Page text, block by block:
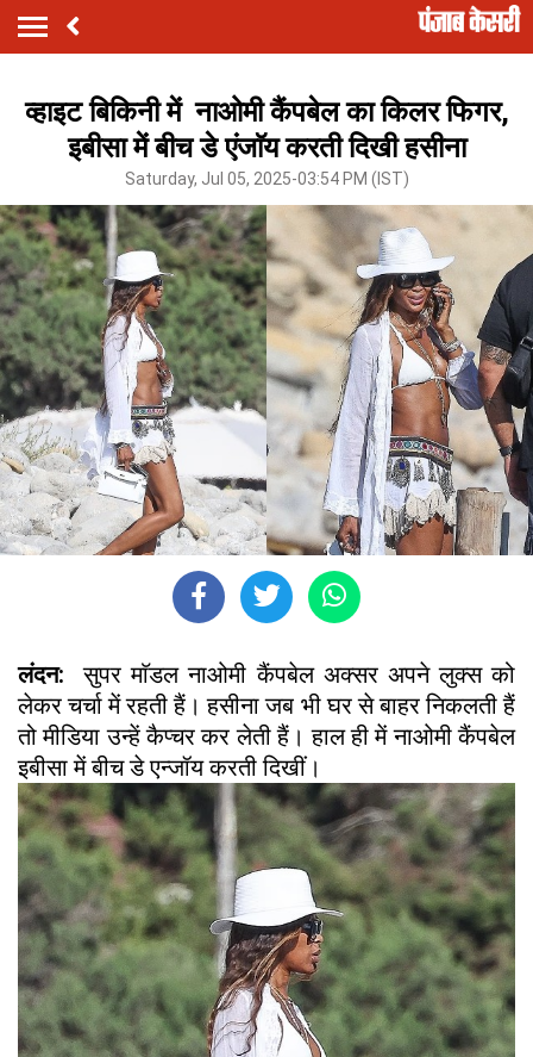
व्हाइट बिकिनी में नाओमी कैंपबेल का किलर फिगर,
इबीसा में बीच डे एंजाॅय करती दिखी हसीना
Saturday, Jul 05, 2025-03:54 PM (IST)
लंदन:
सुपर माॅडल नाओमी कैंपबेल अक्सर अपने लुक्स को
लेकर चर्चा में रहती हैं। हसीना जब भी घर से बाहर निकलती हैं
तो मीडिया उन्हें कैप्चर कर लेती हैं। हाल ही में नाओमी कैंपबेल
इबीसा में बीच डे एन्जॉय करती दिखीं।